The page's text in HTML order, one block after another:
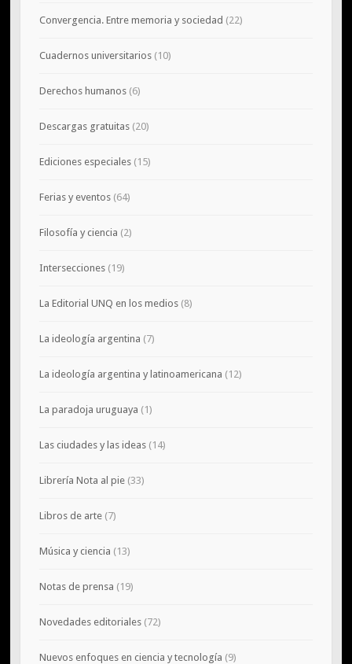
Convergencia. Entre memoria y sociedad (22)
Cuadernos universitarios(10)
Derechos humanos(6)
Descargas gratuitas(20)
Ediciones especiales(15)
Ferias y eventos(64)
Filosofía y ciencia (2)
Intersecciones(19)
La Editorial UNQ en los medios(8)
La ideología argentina (7)
La ideología argentina y latinoamericana (12)
La paradoja uruguaya (1)
Las ciudades y las ideas(14)
Librería Nota al pie(33)
Libros de arte(7)
Música y ciencia (13)
Notas de prensa (19)
Novedades editoriales(72)
Nuevos enfoques en ciencia y tecnología (9)